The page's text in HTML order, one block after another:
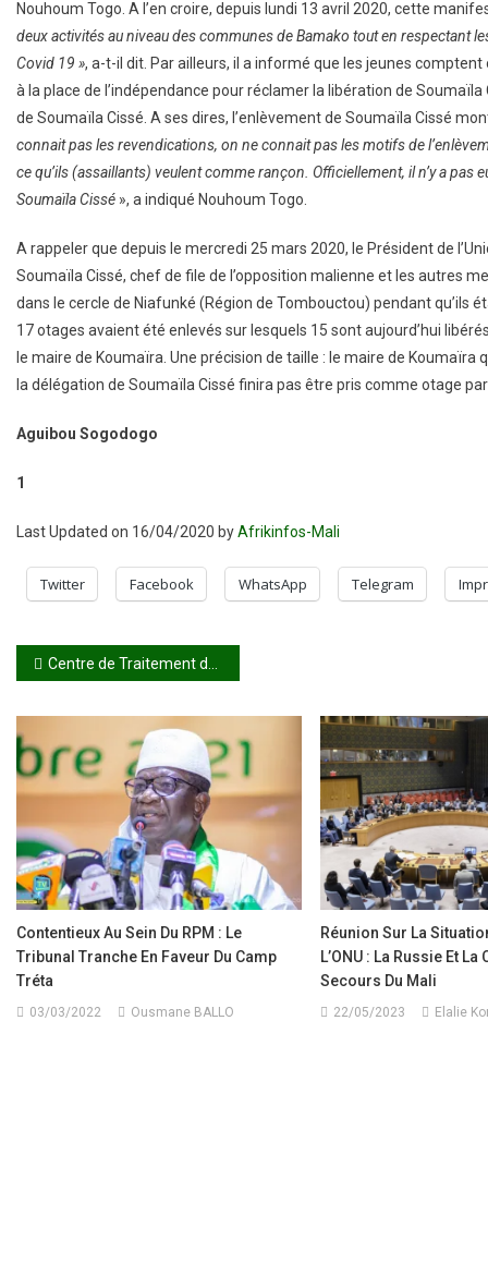
Nouhoum Togo. A l’en croire, depuis lundi 13 avril 2020, cette
deux activités au niveau des communes de Bamako tout en respectant
Covid 19 », a-t-il dit. Par ailleurs, il a informé que les jeunes
à la place de l’indépendance pour réclamer la libération de
de Soumaïla Cissé. A ses dires, l’enlèvement de Soumaïla Cissé
connait pas les revendications, on ne connait pas les motifs de
ce qu’ils (assaillants) veulent comme rançon. Officiellement, il n’y a pas
Soumaïla Cissé », a indiqué Nouhoum Togo.
A rappeler que depuis le mercredi 25 mars 2020, le Président de
Soumaïla Cissé, chef de file de l’opposition malienne et les autres
dans le cercle de Niafunké (Région de Tombouctou) pendant qu’ils
17 otages avaient été enlevés sur lesquels 15 sont aujourd’hui
le maire de Koumaïra. Une précision de taille : le maire de
la délégation de Soumaïla Cissé finira pas être pris comme otage
Aguibou Sogodogo
1
Last Updated on 16/04/2020 byAfrikinfos-Mali
Twitter Facebook WhatsApp Telegram
Navigation
de
l’article
Centre de Traitement du Covid-19 du Point G : L’ombre des médicaments traditionnels plane
Contentieux Au Sein Du RPM : Le
Tribunal Tranche En Faveur Du Camp
Tréta
03/03/2022 Ousmane BALLO
Réunion Sur La
L’ONU : La Russie Et
Secours Du Mali
22/05/2023 Elalie